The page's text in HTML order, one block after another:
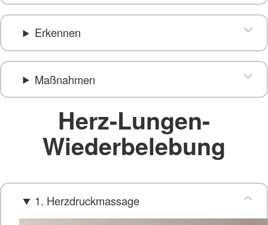
Erkennen
Maßnahmen
Herz-Lungen-
Wiederbelebung
1. Herzdruckmassage